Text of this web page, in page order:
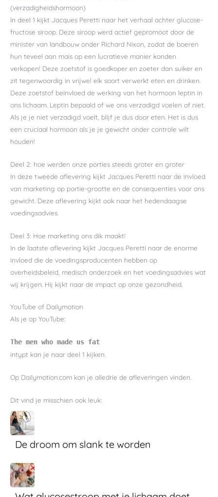
(verzadigheidshormoon)
In deel 1 kijkt Jacques Peretti naar het verhaal achter glucose-
fructose siroop. Deze siroop werd actief gepromoot door de
minister van landbouw onder Richard Nixon, zodat de boeren
hun teveel aan mais op een lucratieve manier konden
verkopen! Deze zoetstof is goedkoper en zoeter dan suiker en
zit tegenwoordig in vrijwel elk soort verwerkt eten en drinken.
Deze zoetstof beïnvloed de werking van het hormoon leptin in
ons lichaam. Leptin bepaald of we ons verzadigd voelen of niet.
Als je je niet verzadigd voelt, blijf je dus door eten. Het is dus
een cruciaal hormoon als je je gewicht onder controle wilt
houden!
Deel 2: hoe werden onze porties steeds groter en groter
In deze tweede aflevering kijkt Jacques Peretti naar de invloed
van marketing op portie-grootte en de consequenties voor ons
gewicht. Deze aflevering kijkt ook naar het hedendaagse
voedingsadvies.
Deel 3: Hoe marketing ons dik maakt!
In de laatste aflevering kijkt Jacques Peretti naar de enorme
invloed die de voedingsproducenten hebben op
overheidsbeleid, medisch onderzoek en het voedingsadvies wat
wij krijgen. Hij kijkt naar de impact op onze gezondheid.
YouTube of Dailymotion
Als je op YouTube:
The men who made us fat
intypt kan je naar deel 1 kijken.
Op Dailymotion.com kan je alledrie de afleveringen vinden.
Dit vind je misschien ook leuk:
De droom om slank te worden